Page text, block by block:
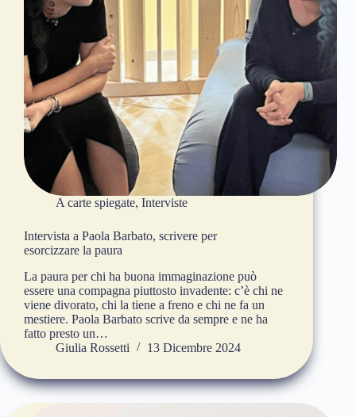
A carte spiegate, Interviste
Intervista a Paola Barbato, scrivere per
esorcizzare la paura
La paura per chi ha buona immaginazione può
essere una compagna piuttosto invadente: c’è chi ne
viene divorato, chi la tiene a freno e chi ne fa un
mestiere. Paola Barbato scrive da sempre e ne ha
fatto presto un…
Giulia Rossetti
13 Dicembre 2024